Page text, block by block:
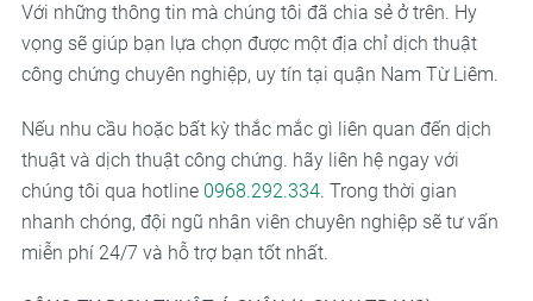
Với những thông tin mà chúng tôi đã chia sẻ ở trên. Hy
vọng sẽ giúp bạn lựa chọn được một địa chỉ dịch thuật
công chứng chuyên nghiệp, uy tín tại quận Nam Từ Liêm.
Nếu nhu cầu hoặc bất kỳ thắc mắc gì liên quan đến dịch
thuật và dịch thuật công chứng. hãy liên hệ ngay với
chúng tôi qua hotline 0968.292.334. Trong thời gian
nhanh chóng, đội ngũ nhân viên chuyên nghiệp sẽ tư vấn
miễn phí 24/7 và hỗ trợ bạn tốt nhất.